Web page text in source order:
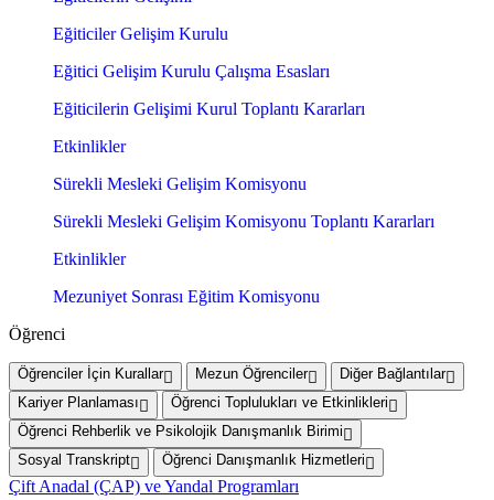
Eğiticiler Gelişim Kurulu
Eğitici Gelişim Kurulu Çalışma Esasları
Eğiticilerin Gelişimi Kurul Toplantı Kararları
Etkinlikler
Sürekli Mesleki Gelişim Komisyonu
Sürekli Mesleki Gelişim Komisyonu Toplantı Kararları
Etkinlikler
Mezuniyet Sonrası Eğitim Komisyonu
Öğrenci
Öğrenciler İçin Kurallar Mezun Öğrenciler
Diğer Bağlantılar
Kariyer Planlaması
Öğrenci Toplulukları ve Etkinlikleri
Öğrenci Rehberlik ve Psikolojik Danışmanlık Birimi
Sosyal Transkript
Öğrenci Danışmanlık Hizmetleri
Çift Anadal (ÇAP) ve Yandal Programları